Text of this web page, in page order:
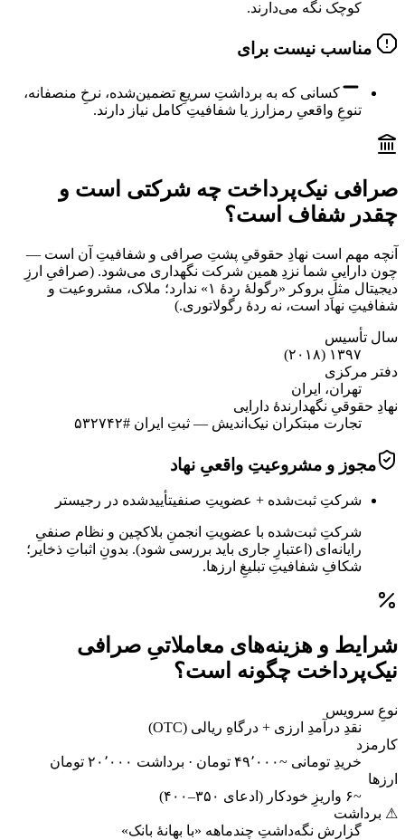
کوچک نگه می‌دارند.
مناسب نیست برای
کسانی که به برداشتِ سریعِ تضمین‌شده، نرخِ منصفانه،
تنوعِ واقعیِ رمزارز یا شفافیتِ کامل نیاز دارند.
صرافی نیک‌پرداخت چه شرکتی است و
چقدر شفاف است؟
آنچه مهم است نهادِ حقوقیِ پشتِ صرافی و شفافیتِ آن است —
چون داراییِ شما نزدِ همین شرکت نگهداری می‌شود. (صرافیِ ارزِ
دیجیتال مثلِ بروکر «رگولهٔ ردهٔ ۱» ندارد؛ ملاک، مشروعیت و
شفافیتِ نهاد است، نه ردهٔ رگولاتوری.)
سال تأسیس
۱۳۹۷ (۲۰۱۸)
دفتر مرکزی
تهران، ایران
نهادِ حقوقیِ نگهدارندهٔ دارایی
تجارت مبتکران نیک‌اندیش — ثبتِ ایران #۵۳۲۷۴۲
مجوز و مشروعیتِ واقعیِ نهاد
شرکتِ ثبت‌شده + عضویتِ صنفیتأییدشده در رجیستر
شرکتِ ثبت‌شده با عضویتِ انجمنِ بلاکچین و نظام صنفیِ
رایانه‌ای (اعتبارِ جاری باید بررسی شود). بدونِ اثباتِ ذخایر؛
شکافِ شفافیتِ تبلیغِ ارزها.
شرایط و هزینه‌های معاملاتیِ صرافی
نیک‌پرداخت چگونه است؟
نوعِ سرویس
نقدِ درآمدِ ارزی + درگاهِ ریالی (OTC)
کارمزد
خریدِ تومانی ~۴۹٬۰۰۰ تومان · برداشت ۲۰٬۰۰۰ تومان
ارزها
~۶ واریزِ خودکار (ادعای ۳۵۰–۴۰۰)
⚠ برداشت
گزارشِ نگه‌داشتِ چندماهه «با بهانهٔ بانک»